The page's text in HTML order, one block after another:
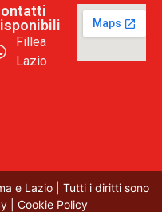
Fillea
Lazio
e Lazio | Tutti i diritti sono
Cookie Policy